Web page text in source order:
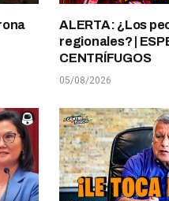
ALERTA: ¿Los
regionales? |
CENTRÍFUGOS
05/08/2026